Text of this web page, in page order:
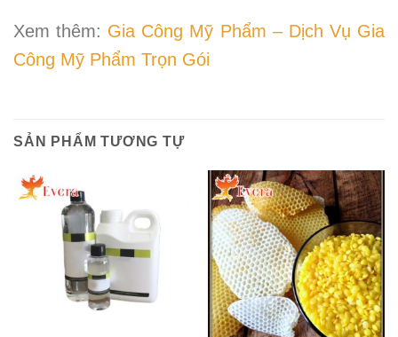
Xem thêm: Gia Công Mỹ Phẩm – Dịch Vụ Gia
Công Mỹ Phẩm Trọn Gói
SẢN PHẨM TƯƠNG TỰ